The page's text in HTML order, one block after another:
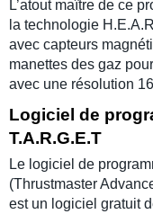
L’atout maître de ce
la technologie
avec capteurs
manettes des gaz
avec une résolution
Logiciel de
T.A.R.G.E.T
Le logiciel de
(Thrustmaster
est un logiciel gratuit